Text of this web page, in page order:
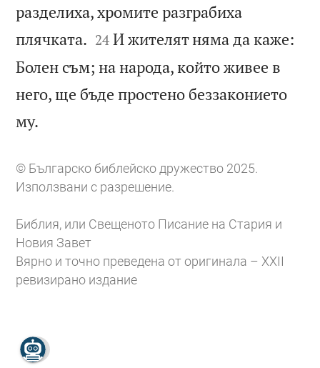
разделиха, хромите разграбиха
плячката. 

24 И жителят няма да каже:
Болен съм; на народа, който живее в
него, ще бъде простено беззаконието
му.
© Българско библейско дружество 2025.
Използвани с разрешение.
Библия, или Свещеното Писание на Стария и
Новия Завет
Вярно и точно преведена от оригинала – XXII
ревизирано издание